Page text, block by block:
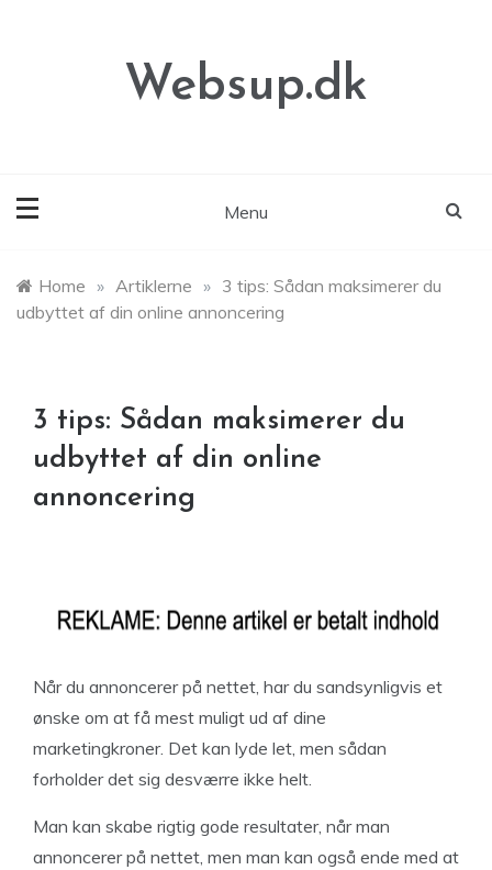
Websup.dk
Menu
Home » Artiklerne » 3 tips: Sådan maksimerer du
udbyttet af din online annoncering
3 tips: Sådan maksimerer du
udbyttet af din online
annoncering
Når du annoncerer på nettet, har du sandsynligvis et
ønske om at få mest muligt ud af dine
marketingkroner. Det kan lyde let, men sådan
forholder det sig desværre ikke helt.
Man kan skabe rigtig gode resultater, når man
annoncerer på nettet, men man kan også ende med at